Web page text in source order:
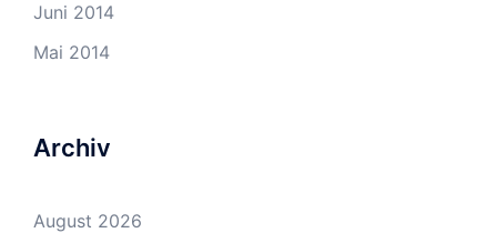
Juni 2014
Mai 2014
Archiv
August 2026